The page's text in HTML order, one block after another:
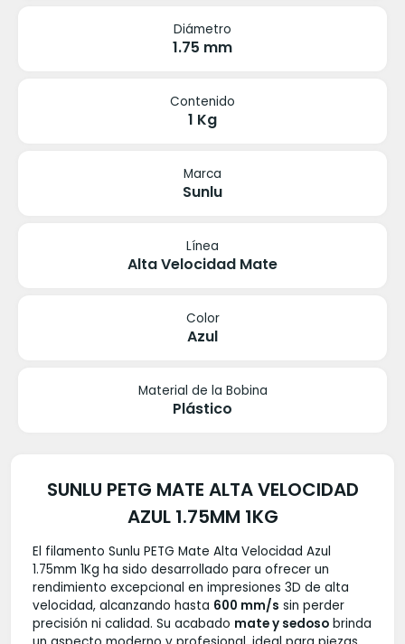
Diámetro
1.75 mm
Contenido
1 Kg
Marca
Sunlu
Línea
Alta Velocidad Mate
Color
Azul
Material de la Bobina
Plástico
SUNLU PETG MATE ALTA VELOCIDAD
AZUL 1.75MM 1KG
El filamento Sunlu PETG Mate Alta Velocidad Azul
1.75mm 1Kg ha sido desarrollado para ofrecer un
rendimiento excepcional en impresiones 3D de alta
velocidad, alcanzando hasta 600 mm/s sin perder
precisión ni calidad. Su acabado mate y sedoso brinda